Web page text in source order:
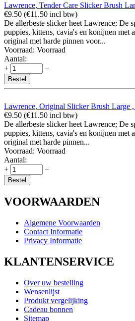
Lawrence, Tender Care Slicker Brush
€9.50 (€11.50 incl btw)
De allerbeste slicker heet Lawrence; De
puppies, kittens, cavia's en konijnen met
original met harde pinnen voor...
Voorraad: Voorraad
Aantal:
+
−
Bestel
Lawrence, Original Slicker Brush Large ,
€9.50 (€11.50 incl btw)
De allerbeste slicker heet Lawrence; De
puppies, kittens, cavia's en konijnen met
original met harde pinnen...
Voorraad: Voorraad
Aantal:
+
−
Bestel
VOORWAARDEN
Algemene Voorwaarden
Contact Informatie
Privacy Informatie
KLANTENSERVICE
Over uw bestelling
Wensenlijst
Produkt vergelijking
Cadeau bonnen
Sitemap